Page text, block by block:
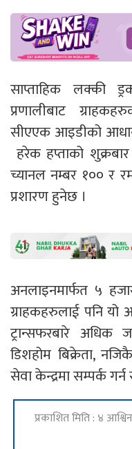
साप्ताहिक लक्की
प्रणालीबाट
सीएएक आइडीको
हरेक हप्ताको
च्यानल नम्बर १०० र
प्रशारण हुनेछ ।
अनलाइनमार्फत ५
ग्राहकहरुलाई पनि
ट्रान्सफरबारे अधिक
डिशहोम बिक्रेता,
सेवा केन्द्रमा सम्पर्क
प्रकाशित मिति : ४